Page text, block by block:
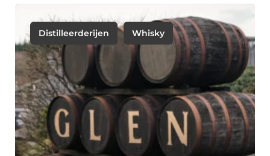
Distilleerderijen Whisky